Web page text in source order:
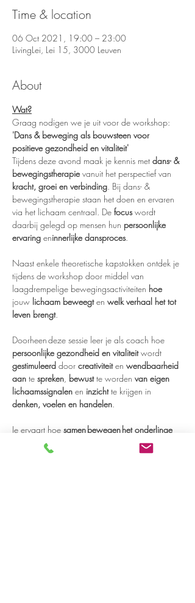
Time & location
06 Oct 2021, 19:00 – 23:00
LivingLei, Lei 15, 3000 Leuven
About
Wat?
Graag nodigen we je uit voor de workshop:
'Dans & beweging als bouwsteen voor
positieve gezondheid en vitaliteit'
Tijdens deze avond maak je kennis met dans- &
bewegingstherapie vanuit het perspectief van
kracht, groei en verbinding. Bij dans- &
bewegingstherapie staan het doen en ervaren
via het lichaam centraal. De focus wordt
daarbij gelegd op mensen hun persoonlijke
ervaring eninnerlijke dansproces.
Naast enkele theoretische kapstokken ontdek je
tijdens de workshop door middel van
laagdrempelige bewegingsactiviteiten hoe
jouw lichaam beweegt en welk verhaal het tot
leven brengt.
Doorheen deze sessie leer je als coach hoe
persoonlijke gezondheid en vitaliteit wordt
gestimuleerd door creativiteit en wendbaarheid
aan te spreken, bewust te worden van eigen
lichaamssignalen en inzicht te krijgen in
denken, voelen en handelen.
Je ervaart hoe samen bewegen het onderlinge
vertrouwen verhoogt
hoe je verbondenheid
vanuit een open en authentieke (non-